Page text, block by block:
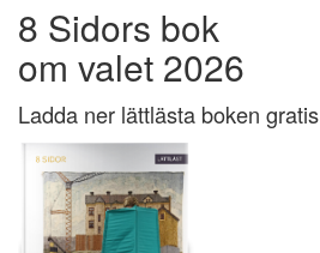
8 Sidors bok
om valet 2026
Ladda ner lättlästa boken gratis